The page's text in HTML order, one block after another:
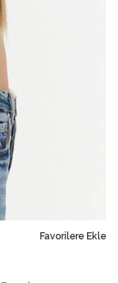
Favorilere Ekle